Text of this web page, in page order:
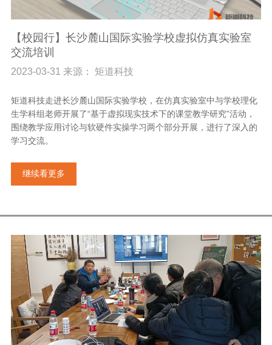
【校园行】长沙麓山国际实验学校虚拟仿真实验室
交流培训
2023-03-31 来源： 矩道科技
矩道科技走进长沙麓山国际实验学校，在仿真实验室中与学校理化
生学科组老师开展了“基于虚拟现实技术下的课堂教学研究”活动，
围绕教学应用讨论与软硬件实操学习两个部分开展，进行了深入的
学习交流。
继续看更多